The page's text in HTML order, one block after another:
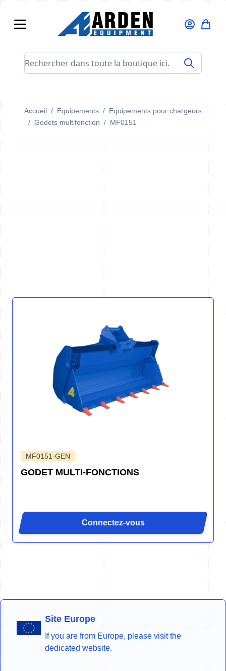
Rechercher dans toute la boutique ici...
Accueil / Equipements / Equipements pour chargeurs
/ Godets multifonction / MF0151
MF0151-GEN
GODET MULTI-FONCTIONS
Connectez-vous
Site Europe
If you are from Europe, please visit the
dedicated website.